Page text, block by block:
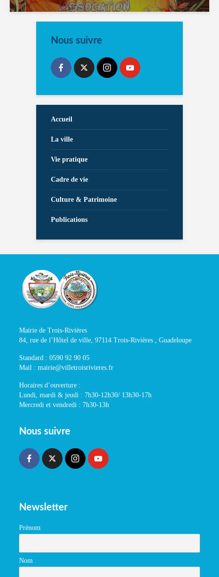
Nous suivre
Accueil
La ville
Vie pratique
Cadre de vie
Culture & Patrimoine
Publications
Mairie de Trois-Rivières
84, rue de l’Hôtel de ville, 97114 Trois-Rivières , Guadeloupe
Standard : 0590 92 90 05
Mail : mairie@villetroisrivieres.fr
Horaires d’ouverture :
Lundi, mardi & jeudi : 7h30-12h30/ 13h30-17h
Mercredi et vendredi : 7h30-13h
Nous suivre
Newsletter
Prénom
Nom